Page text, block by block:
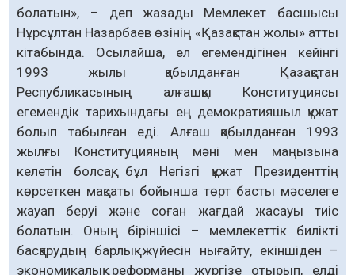
болатын», – деп жазады Мемлекет басшысы
Нұрсұлтан Назарбаев өзінің «Қазақстан жолы» атты
кітабында. Осылайша, ел егемендігінен кейінгі
1993 жылы қабылданған Қазақстан
Республикасының алғашқы Конституциясы
егемендік тарихындағы ең демократияшыл құжат
болып табылған еді. Алғаш қабылданған 1993
жылғы Конституцияның мәні мен маңызына
келетін болсақ, бұл Негізгі құжат Президенттің
көрсеткен мақсаты бойынша төрт басты мәселеге
жауап беруі және соған жағдай жасауы тиіс
болатын. Оның біріншісі – мемлекеттік билікті
басқарудың барлық жүйесін нығайту, екіншіден –
экономикалық реформаны жүргізе отырып, елді